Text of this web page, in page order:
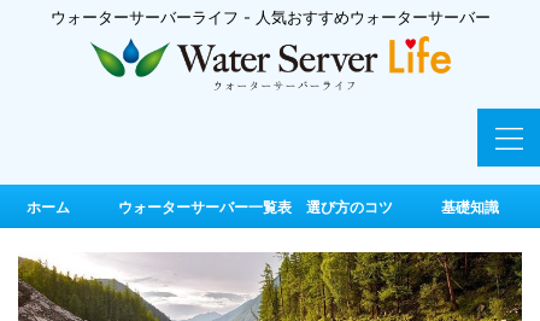
ウォーターサーバーライフ - 人気おすすめウォーターサーバー
ホーム ウォーターサーバー一覧表 選び方のコツ 基礎知識